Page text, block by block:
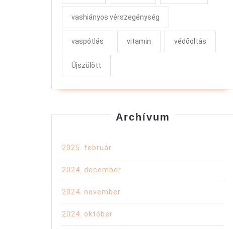
vashiányos vérszegénység
vaspótlás vitamin védőoltás
Újszülött
Archívum
2025. február
2024. december
2024. november
2024. október